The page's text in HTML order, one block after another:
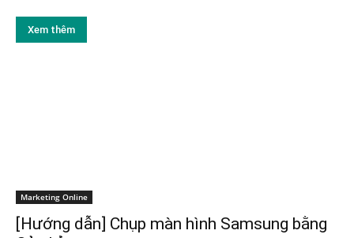
Xem thêm
Marketing Online
[Hướng dẫn] Chụp màn hình Samsung bằng